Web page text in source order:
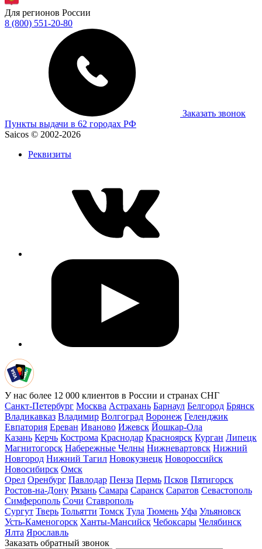
Для регионов России
8 (800) 551-20-80
Заказать звонок
Пункты выдачи в 62 городах РФ
Saicos © 2002-2026
Реквизиты
У нас более 12 000 клиентов в России и странах СНГ
Санкт-Петербург Москва Астрахань Барнаул Белгород Брянск
Владикавказ Владимир Волгоград Воронеж Геленджик
Евпатория Ереван Иваново Ижевск Йошкар-Ола
Казань Керчь Кострома Краснодар Красноярск Курган Липецк
Магнитогорск Набережные Челны Нижневартовск Нижний
Новгород Нижний Тагил Новокузнецк Новороссийск
Новосибирск Омск
Орел Оренбург Павлодар Пенза Пермь Псков Пятигорск
Ростов-на-Дону Рязань Самара Саранск Саратов Севастополь
Симферополь Сочи Ставрополь
Сургут Тверь Тольятти Томск Тула Тюмень Уфа Ульяновск
Усть-Каменогорск Ханты-Мансийск Чебоксары Челябинск
Ялта Ярославль
Заказать обратный звонок